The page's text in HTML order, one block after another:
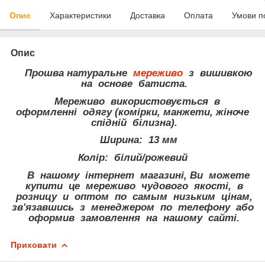
Опис Характеристики Доставка Оплата Умови
Опис
Прошва натуральне мереживоз вишивкою
на основе батиста.
Мереживо використовується в
оформленні одягу (комірки, манжети, жіноче
спідній білизна).
Ширина: 13 мм
Колір: білий/рожевий
В нашому інтернет магазині, Ви можете
купити це мереживо чудового якості, в
розницу и оптом по самым низьким цінам,
зв'язавшись з менеджером по телефону або
оформив замовлення на нашому сайті.
Приховати